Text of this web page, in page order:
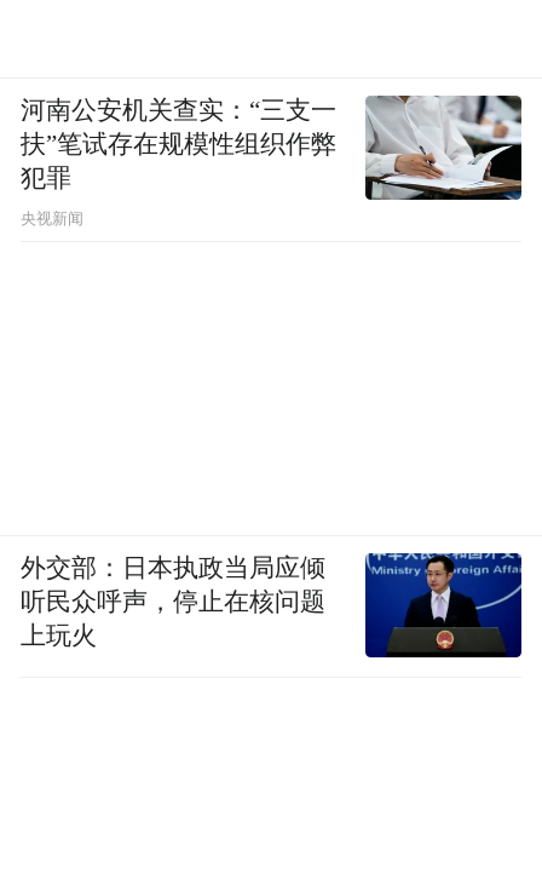
河南公安机关查实：“三支一
扶”笔试存在规模性组织作弊
犯罪
央视新闻
外交部：日本执政当局应倾
听民众呼声，停止在核问题
上玩火